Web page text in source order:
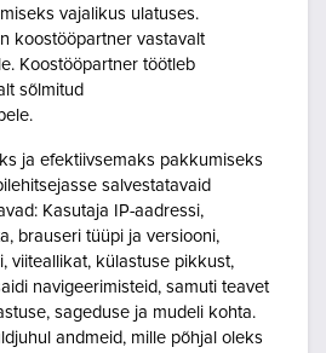
vajalikus ulatuses.
koostööpartner vastavalt
Koostööpartner töötleb
sõlmitud
ja efektiivsemaks pakkumiseks
salvestatavaid
Kasutaja IP-aadressi,
brauseri tüüpi ja versiooni,
viiteallikat, külastuse pikkust,
navigeerimisteid, samuti teavet
sageduse ja mudeli kohta.
andmeid, mille põhjal oleks